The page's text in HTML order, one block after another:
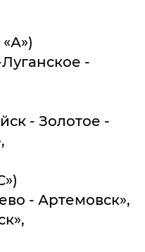
-
- Золотое -
- Артемовск»,